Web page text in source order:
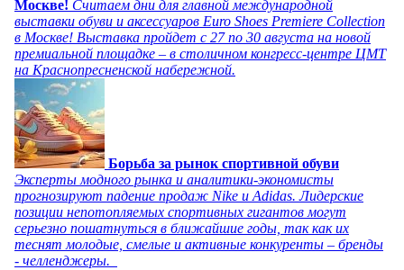
Москве! Считаем дни для главной международной
выставки обуви и аксессуаров Euro Shoes Premiere Collection
в Москве! Выставка пройдет с 27 по 30 августа на новой
премиальной площадке – в столичном конгресс-центре ЦМТ
на Краснопресненской набережной.
Борьба за рынок спортивной обуви
Эксперты модного рынка и аналитики-экономисты
прогнозируют падение продаж Nike и Adidas. Лидерские
позиции непотопляемых спортивных гигантов могут
серьезно пошатнуться в ближайшие годы, так как их
теснят молодые, смелые и активные конкуренты – бренды
- челленджеры.